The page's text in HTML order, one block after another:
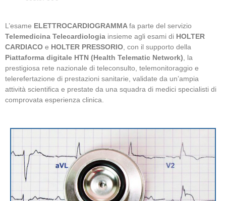
L’esame ELETTROCARDIOGRAMMAfa parte del servizio
Telemedicina Telecardiologia insieme agli esami di HOLTER
CARDIACO e HOLTER PRESSORIO, con il supporto della
Piattaforma digitale HTN (Health Telematic Network), la
prestigiosa rete nazionale di teleconsulto, telemonitoraggio e
telerefertazione di prestazioni sanitarie, validate da un’ampia
attività scientifica e prestate da una squadra di medici specialisti di
comprovata esperienza clinica.